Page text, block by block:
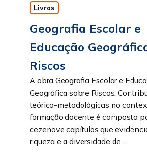
Livros
Geografia Escolar e
Educação
Riscos
A obra Geografia Escolar e
Geográfica sobre Riscos:
teórico-metodológicas no
formação docente é composta
dezenove capítulos que
riqueza e a diversidade de ...